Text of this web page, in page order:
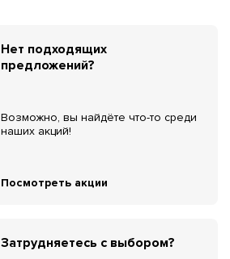
Нет подходящих
предложений?
Возможно, вы найдёте что-то среди
наших акций!
Посмотреть акции
Затрудняетесь с выбором?